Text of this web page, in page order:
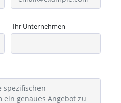
Ihr Unternehmen